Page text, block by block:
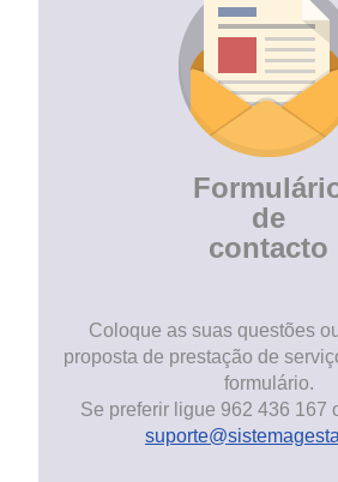
de
contacto
Coloque as suas questões
proposta de prestação de
formulário.
Se preferir ligue 962 436 167